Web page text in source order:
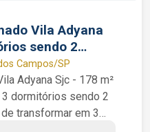
Vila Adyana
sendo 2
Campos/SP
Sjc - 178 m²
transformar em 3